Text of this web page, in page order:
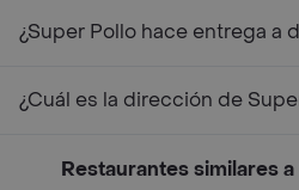
¿Super Pollo hace entrega a
¿Cuál es la dirección de
Restaurantes similares